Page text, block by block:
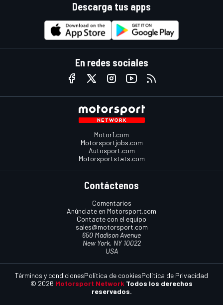
Descarga tus apps
En redes sociales
Motor1.com
Motorsportjobs.com
Autosport.com
Motorsportstats.com
Contáctenos
Comentarios
Anúnciate en Motorsport.com
Contacte con el equipo
sales@motorsport.com
650 Madison Avenue
New York, NY 10022
USA
© 2026 Motorsport Network Todos los derechos
reservados.
Términos y condicionesPolítica de cookiesPolítica de Privacidad